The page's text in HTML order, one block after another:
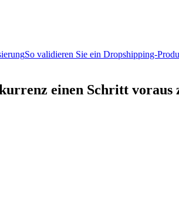
So validieren Sie ein Dropshipping-
einen Schritt voraus